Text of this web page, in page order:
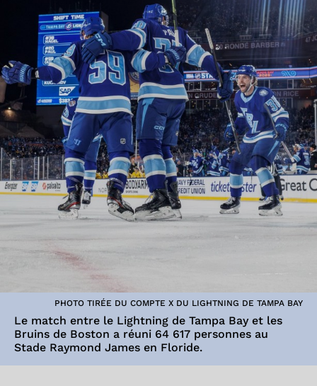
PHOTO TIRÉE DU COMPTE X DU LIGHTNING DE TAMPA BAY
Le match entre le Lightning de Tampa Bay et les
Bruins de Boston a réuni 64 617 personnes au
Stade Raymond James en Floride.